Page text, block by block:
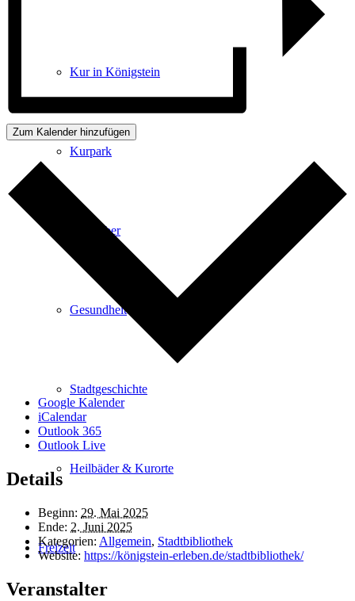
Kur in Königstein
Kurpark
Gastgeber
Gesundheit
Stadtgeschichte
Heilbäder & Kurorte
Freizeit
Zum Kalender hinzufügen
Google Kalender
iCalendar
Outlook 365
Outlook Live
Details
Beginn: 29. Mai 2025
Ende: 2. Juni 2025
Kategorien: Allgemein, Stadtbibliothek
Website: https://königstein-erleben.de/stadtbibliothek/
Veranstalter